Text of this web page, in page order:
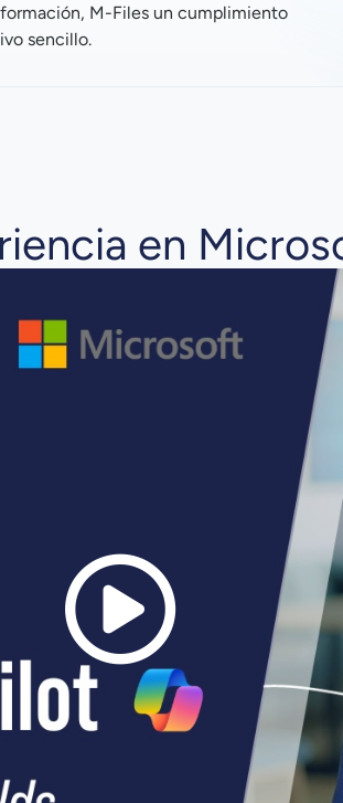
M-Files un cumplimiento
sencillo.
en